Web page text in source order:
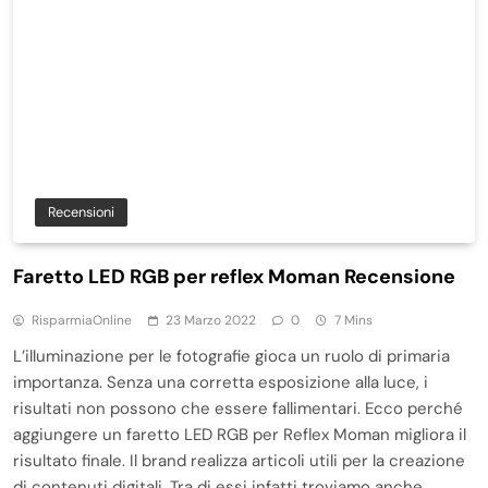
Recensioni
Faretto LED RGB per reflex Moman Recensione
RisparmiaOnline 23 Marzo 2022 0 7 Mins
L’illuminazione per le fotografie gioca un ruolo di primaria
importanza. Senza una corretta esposizione alla luce, i
risultati non possono che essere fallimentari. Ecco perché
aggiungere un faretto LED RGB per Reflex Moman migliora il
risultato finale. Il brand realizza articoli utili per la creazione